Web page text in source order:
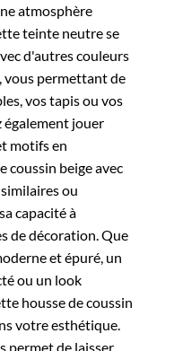
atmosphère
teinte neutre se
d'autres couleurs
vous permettant de
vos tapis ou vos
jouer
motifs en
coussin beige avec
ou
capacité à
de décoration. Que
et épuré, un
ou un look
housse de coussin
votre esthétique.
permet de laisser